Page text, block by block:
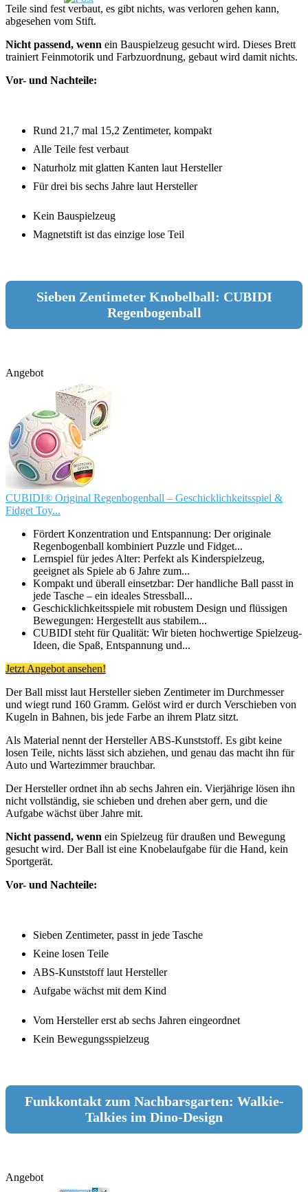
Teile sind fest verbaut, es gibt nichts, was verloren gehen kann,
abgesehen vom Stift.
Nicht passend, wenn ein Bauspielzeug gesucht wird. Dieses Brett
trainiert Feinmotorik und Farbzuordnung, gebaut wird damit nichts.
Vor- und Nachteile:
Rund 21,7 mal 15,2 Zentimeter, kompakt
Alle Teile fest verbaut
Naturholz mit glatten Kanten laut Hersteller
Für drei bis sechs Jahre laut Hersteller
Kein Bauspielzeug
Magnetstift ist das einzige lose Teil
Sieben Zentimeter Knobelball: CUBIDI
Regenbogenball
Angebot
CUBIDI® Original Regenbogenball – Geschicklichkeitsspiel &
Fidget Toy...
Fördert Konzentration und Entspannung: Der originale
Regenbogenball kombiniert Puzzle und Fidget...
Lernspiel für jedes Alter: Perfekt als Kinderspielzeug,
geeignet als Spiele ab 6 Jahre zum...
Kompakt und überall einsetzbar: Der handliche Ball passt in
jede Tasche – ein ideales Stressball...
Geschicklichkeitsspiele mit robustem Design und flüssigen
Bewegungen: Hergestellt aus stabilem...
CUBIDI steht für Qualität: Wir bieten hochwertige Spielzeug-
Ideen, die Spaß, Entspannung und...
Jetzt Angebot ansehen!
Der Ball misst laut Hersteller sieben Zentimeter im Durchmesser
und wiegt rund 160 Gramm. Gelöst wird er durch Verschieben von
Kugeln in Bahnen, bis jede Farbe an ihrem Platz sitzt.
Als Material nennt der Hersteller ABS-Kunststoff. Es gibt keine
losen Teile, nichts lässt sich abziehen, und genau das macht ihn für
Auto und Wartezimmer brauchbar.
Der Hersteller ordnet ihn ab sechs Jahren ein. Vierjährige lösen ihn
nicht vollständig, sie schieben und drehen aber gern, und die
Aufgabe wächst über Jahre mit.
Nicht passend, wenn ein Spielzeug für draußen und Bewegung
gesucht wird. Der Ball ist eine Knobelaufgabe für die Hand, kein
Sportgerät.
Vor- und Nachteile:
Sieben Zentimeter, passt in jede Tasche
Keine losen Teile
ABS-Kunststoff laut Hersteller
Aufgabe wächst mit dem Kind
Vom Hersteller erst ab sechs Jahren eingeordnet
Kein Bewegungsspielzeug
Funkkontakt zum Nachbarsgarten: Walkie-
Talkies im Dino-Design
Angebot